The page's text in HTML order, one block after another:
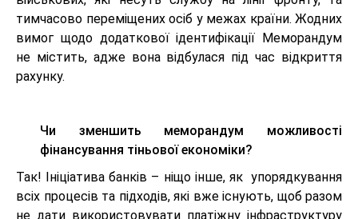
тимчасово переміщених осіб у межах країни. Жодних
вимог щодо додаткової ідентифікації Меморандум
не містить, адже вона відбулася під час відкриття
рахунку.
Чи зменшить меморандум можливості
фінансування тіньової економіки?
Так! Ініціатива банків – ніщо інше, як упорядкування
всіх процесів та підходів, які вже існують, щоб разом
не дати використовувати платіжну інфраструктуру